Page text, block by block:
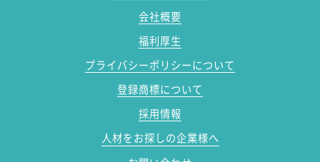
会社概要
福利厚生
プライバシーポリシーについて
登録商標について
採用情報
人材をお探しの企業様へ